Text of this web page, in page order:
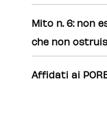
Mito n. 6: non
che non
Affidati ai